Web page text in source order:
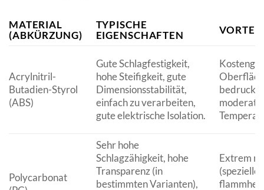
MATERIAL
(ABKÜRZUNG)
TYPISCHE
EIGENSCHAFTEN
Acrylnitril-
Butadien-Styrol
(ABS)
Gute Schlagfestigkeit,
hohe Steifigkeit, gute
Dimensionsstabilität,
einfach zu verarbeiten,
gute elektrische Isolation.
moderate
Polycarbonat
Sehr hohe
Schlagzähigkeit, hohe
Transparenz (in
bestimmten Varianten),
Extrem
(spezielle